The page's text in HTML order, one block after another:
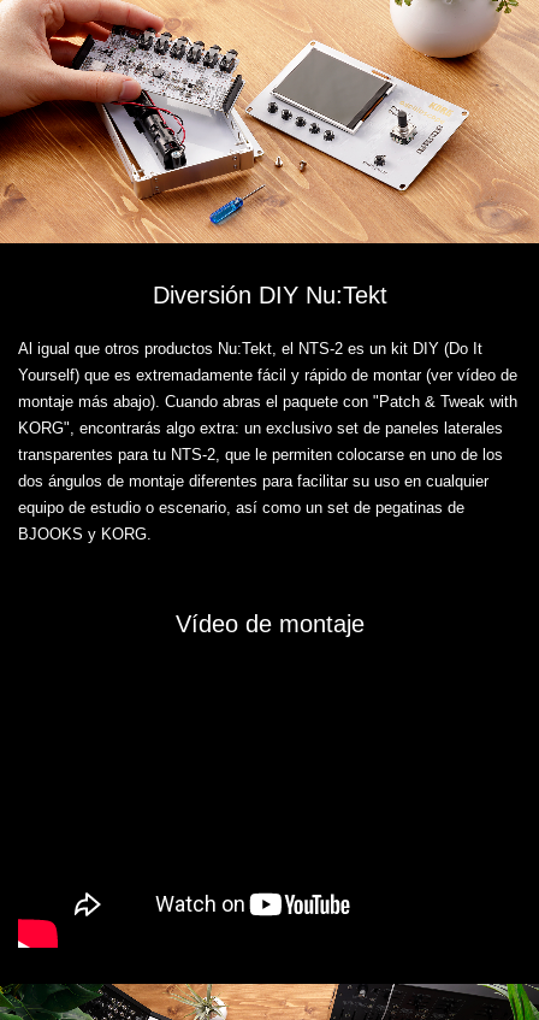
Diversión DIY Nu:Tekt
Al igual que otros productos Nu:Tekt, el NTS-2 es un kit DIY (Do It
Yourself) que es extremadamente fácil y rápido de montar (ver vídeo de
montaje más abajo). Cuando abras el paquete con "Patch & Tweak with
KORG", encontrarás algo extra: un exclusivo set de paneles laterales
transparentes para tu NTS-2, que le permiten colocarse en uno de los
dos ángulos de montaje diferentes para facilitar su uso en cualquier
equipo de estudio o escenario, así como un set de pegatinas de
BJOOKS y KORG.
Vídeo de montaje